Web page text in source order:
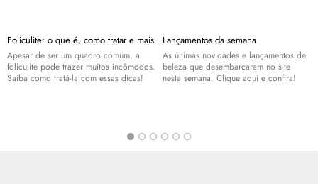
Foliculite: o que é, como tratar e mais
Apesar de ser um quadro comum, a
foliculite pode trazer muitos incômodos.
Saiba como tratá-la com essas dicas!
Lançamentos da semana
As últimas novidades e lançamentos de
beleza que desembarcaram no site
nesta semana. Clique aqui e confira!